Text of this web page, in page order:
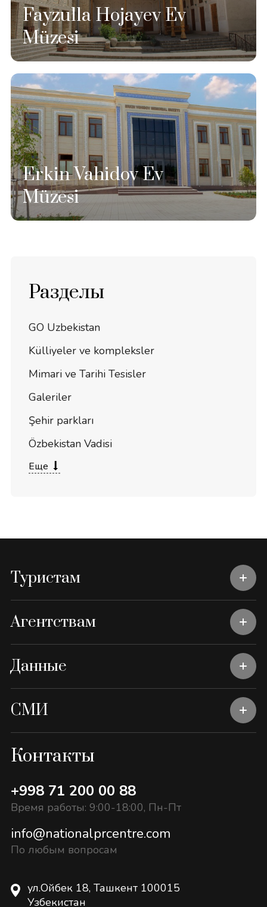
Fayzulla Hojayev Ev
Müzesi
Erkin Vahidov Ev
Müzesi
Разделы
GO Uzbekistan
Külliyeler ve kompleksler
Mimari ve Tarihi Tesisler
Galeriler
Şehir parkları
Özbekistan Vadisi
Еще
Туристам
Агентствам
Данные
СМИ
Контакты
+998 71 200 00 88
Время работы: 9:00-18:00, Пн-Пт
info@nationalprcentre.com
По любым вопросам
ул.Ойбек 18, Ташкент 100015
Узбекистан